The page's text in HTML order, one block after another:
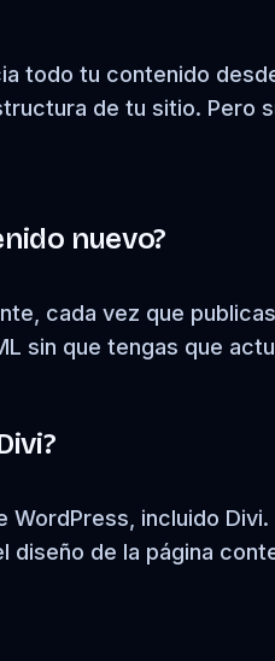
todo tu contenido
de tu sitio. Pero
nuevo?
cada vez que
sin que tengas que
incluido
de la página